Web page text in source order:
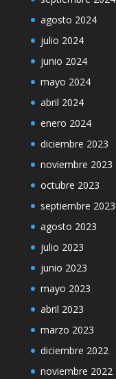
agosto 2024
julio 2024
junio 2024
mayo 2024
abril 2024
enero 2024
diciembre 2023
noviembre 2023
octubre 2023
septiembre 2023
agosto 2023
julio 2023
junio 2023
mayo 2023
abril 2023
marzo 2023
diciembre 2022
noviembre 2022